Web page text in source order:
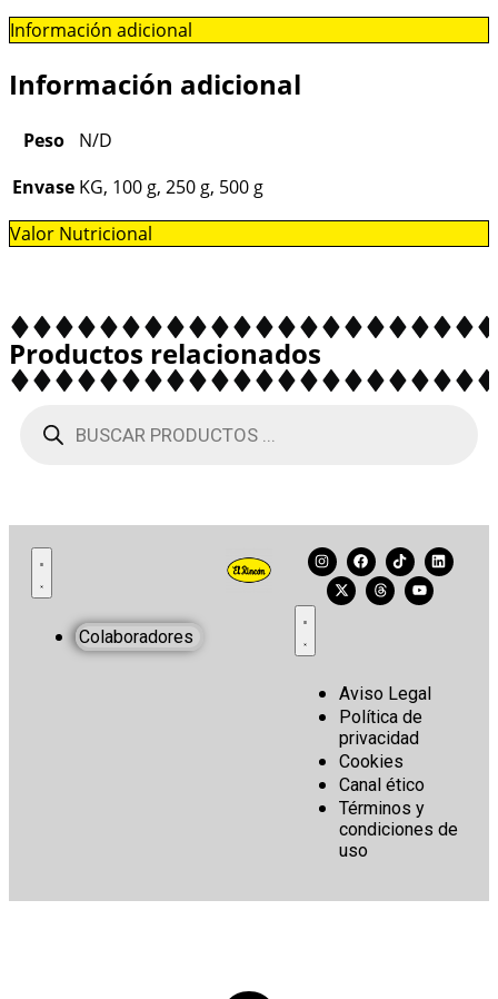
Información adicional
Información adicional
Peso
N/D
Envase KG, 100 g, 250 g, 500 g
Valor Nutricional
Productos relacionados
Colaboradores
Aviso Legal
Política de
privacidad
Cookies
Canal ético
Términos y
condiciones de
uso